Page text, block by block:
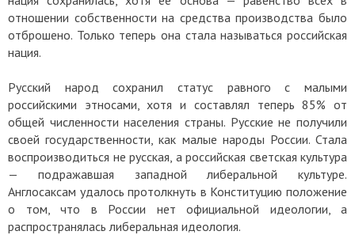
отношении собственности на средства производства было
отброшено. Только теперь она стала называться российская
нация.
Русский народ сохранил статус равного с малыми
российскими этносами, хотя и составлял теперь 85% от
общей численности населения страны. Русские не получили
своей государственности, как малые народы России. Стала
воспроизводиться не русская, а российская светская культура
— подражавшая западной либеральной культуре.
Англосаксам удалось протолкнуть в Конституцию положение
о том, что в России нет официальной идеологии, а
распространялась либеральная идеология.